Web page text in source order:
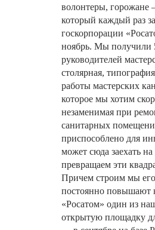
волонтеры, горожане
который каждый раз
госкорпорации «
ноябрь. Мы получили
руководителей
столярная, типография
работы мастерских
которое мы хотим
незаменимая при
санитарных
приспособлено для
может сюда заехать на
превращаем эти
Причем строим мы его
постоянно повышают
«Росатом» один из
открытую площадку